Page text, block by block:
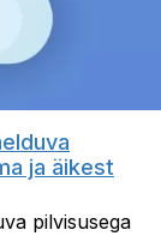
ja äikest
pilvisusega